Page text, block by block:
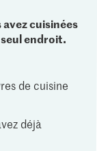
cuisinées
endroit.
de cuisine
déjà